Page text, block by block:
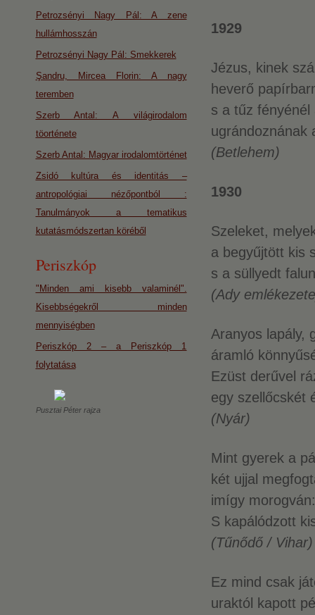
1929
Jézus, kinek
heverő
s a tűz
ugrándoznának
(Betlehem)
1930
Szeleket,
a begyűjtött kis
s a süllyedt
(Ady
Aranyos lapály,
áramló
Ezüst derűvel
egy szellőcskét
(Nyár)
Mint gyerek a
két ujjal
imígy
S kapálódzott
(Tűnődő / Vihar)
Ez mind csak
uraktól kapott
Petrozsényi Nagy Pál: A zene
hullámhosszán
Petrozsényi Nagy Pál: Smekkerek
Şandru, Mircea Florin: A nagy
teremben
Szerb Antal: A világirodalom
töorténete
Szerb Antal: Magyar irodalomtörténet
Zsidó kultúra és identitás –
antropológiai nézőpontból :
Tanulmányok a tematikus
kutatásmódszertan köréből
Periszkóp
"Minden ami kisebb valaminél".
Kisebbségekről minden
mennyiségben
Periszkóp 2 – a Periszkóp 1
folytatása
Pusztai Péter rajza